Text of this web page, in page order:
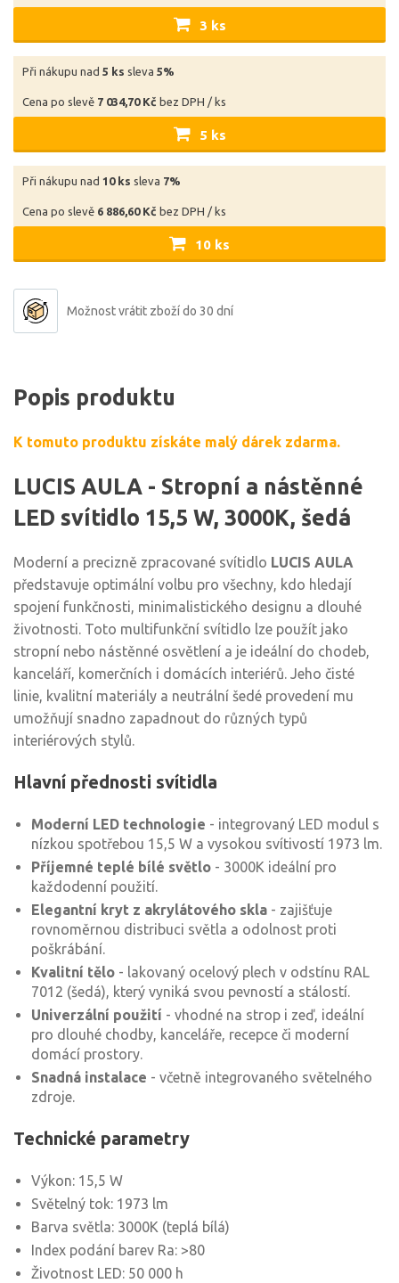
3 ks
Při nákupu nad 5 ks sleva 5%
Cena po slevě 7 034,70 Kč bez DPH / ks
5 ks
Při nákupu nad 10 ks sleva 7%
Cena po slevě 6 886,60 Kč bez DPH / ks
10 ks
Možnost vrátit zboží do 30 dní
Popis produktu
K tomuto produktu získáte malý dárek zdarma.
LUCIS AULA - Stropní a nástěnné
LED svítidlo 15,5 W, 3000K, šedá
Moderní a precizně zpracované svítidlo LUCIS AULA
představuje optimální volbu pro všechny, kdo hledají
spojení funkčnosti, minimalistického designu a dlouhé
životnosti. Toto multifunkční svítidlo lze použít jako
stropní nebo nástěnné osvětlení a je ideální do chodeb,
kanceláří, komerčních i domácích interiérů. Jeho čisté
linie, kvalitní materiály a neutrální šedé provedení mu
umožňují snadno zapadnout do různých typů
interiérových stylů.
Hlavní přednosti svítidla
Moderní LED technologie - integrovaný LED modul s
nízkou spotřebou 15,5 W a vysokou svítivostí 1973 lm.
Příjemné teplé bílé světlo - 3000K ideální pro
každodenní použití.
Elegantní kryt z akrylátového skla - zajišťuje
rovnoměrnou distribuci světla a odolnost proti
poškrábání.
Kvalitní tělo - lakovaný ocelový plech v odstínu RAL
7012 (šedá), který vyniká svou pevností a stálostí.
Univerzální použití - vhodné na strop i zeď, ideální
pro dlouhé chodby, kanceláře, recepce či moderní
domácí prostory.
Snadná instalace - včetně integrovaného světelného
zdroje.
Technické parametry
Výkon: 15,5 W
Světelný tok: 1973 lm
Barva světla: 3000K (teplá bílá)
Index podání barev Ra: >80
Životnost LED: 50 000 h